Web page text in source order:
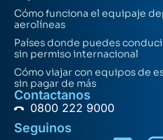
Cómo funciona el equipaje
aerolíneas
Países donde puedes
sin permiso internacional
Cómo viajar con equipos de
sin pagar de más
Contactanos
0800 222 9000
Seguinos